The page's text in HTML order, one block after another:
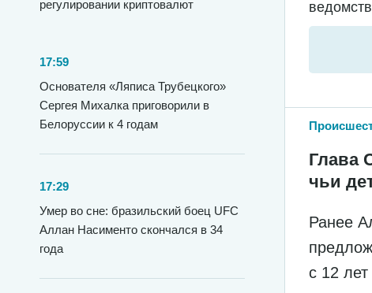
регулировании криптовалют
17:59
Основателя «Ляписа Трубецкого»
Сергея Михалка приговорили в
Белоруссии к 4 годам
17:29
Умер во сне: бразильский боец UFC
Аллан Насименто скончался в 34
года
Глава
чьи
Ранее
с 12 лет